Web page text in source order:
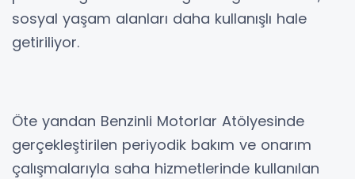
sosyal yaşam alanları daha kullanışlı hale
getiriliyor.
Öte yandan Benzinli Motorlar Atölyesinde
gerçekleştirilen periyodik bakım ve onarım
çalışmalarıyla saha hizmetlerinde kullanılan